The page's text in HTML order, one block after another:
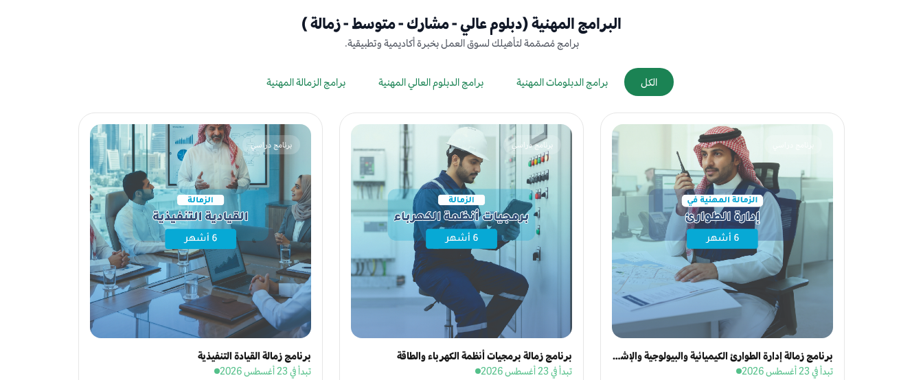
البرامج المهنية (دبلوم عالي - مشارك - متوسط - زمالة )
برامج مُصمّمة لتأهيلك لسوق العمل بخبرة أكاديمية وتطبيقية.
الكل برامج الدبلومات المهنية برامج الدبلوم العالي المهنية برامج الزمالة المهنية
برنامج زمالة إدارة الطوارئ الكيميائية والبيولوجية والإشعاعية والنووية (CBRN)
تبدأ في 23 أغسطس 2026
برنامج دراسي
برنامج زمالة برمجيات أنظمة الكهرباء والطاقة
تبدأ في 23 أغسطس 2026
برنامج دراسي
برنامج زمالة القيادة التنفيذية
تبدأ في 23 أغسطس 2026